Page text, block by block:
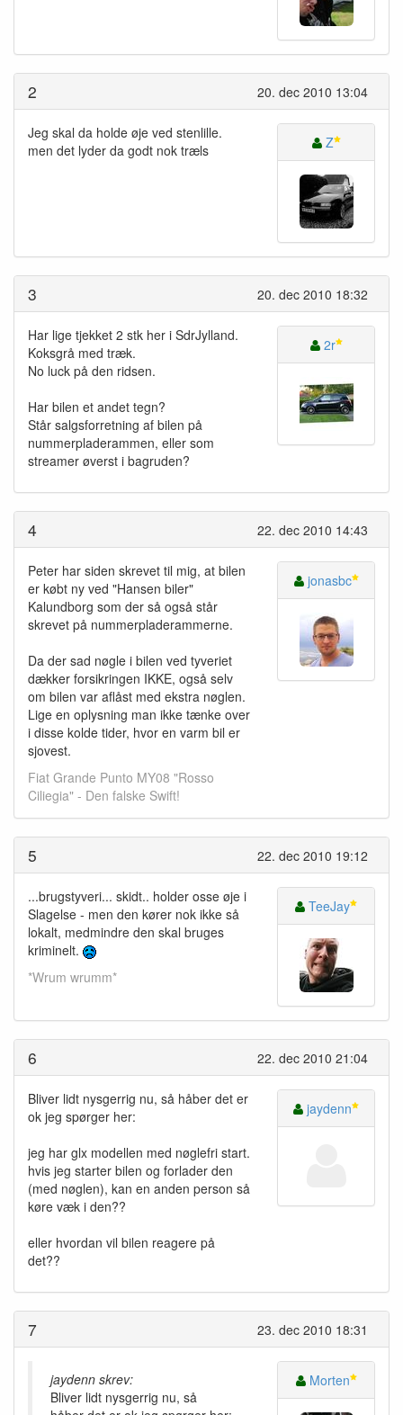
20. dec 2010 13:04
2
Jeg skal da holde øje ved stenlille.
men det lyder da godt nok træls
Z
20. dec 2010 18:32
3
Har lige tjekket 2 stk her i SdrJylland.
Koksgrå med træk.
No luck på den ridsen.
Har bilen et andet tegn?
Står salgsforretning af bilen på
nummerpladerammen, eller som
streamer øverst i bagruden?
2r
22. dec 2010 14:43
4
Peter har siden skrevet til mig, at bilen
er købt ny ved "Hansen biler"
Kalundborg som der så også står
skrevet på nummerpladerammerne.
Da der sad nøgle i bilen ved tyveriet
dækker forsikringen IKKE, også selv
om bilen var aflåst med ekstra nøglen.
Lige en oplysning man ikke tænke over
i disse kolde tider, hvor en varm bil er
sjovest.
Fiat Grande Punto MY08 "Rosso
Ciliegia" - Den falske Swift!
jonasbc
22. dec 2010 19:12
5
...brugstyveri... skidt.. holder osse øje i
Slagelse - men den kører nok ikke så
lokalt, medmindre den skal bruges
kriminelt.
*Wrum wrumm*
TeeJay
22. dec 2010 21:04
6
Bliver lidt nysgerrig nu, så håber det er
ok jeg spørger her:
jeg har glx modellen med nøglefri start.
hvis jeg starter bilen og forlader den
(med nøglen), kan en anden person så
køre væk i den??
eller hvordan vil bilen reagere på
det??
jaydenn
23. dec 2010 18:31
7
jaydenn skrev:
Bliver lidt nysgerrig nu, så
Morten